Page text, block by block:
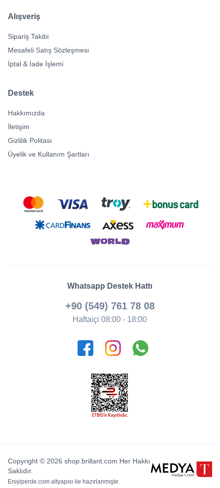
Alışveriş
Sipariş Takibi
Mesafeli Satış Sözleşmesi
İptal & İade İşlemi
Destek
Hakkımızda
İletişim
Gizlilik Politası
Üyelik ve Kullanım Şartları
Whatsapp Destek Hattı
+90 (549) 761 78 08
Haftaiçi 08:00 - 18:00
Copyright © 2026 shop.brillant.com Her Hakkı
Saklıdır.
Eniyiperde.com altyapısı ile hazırlanmıştır.